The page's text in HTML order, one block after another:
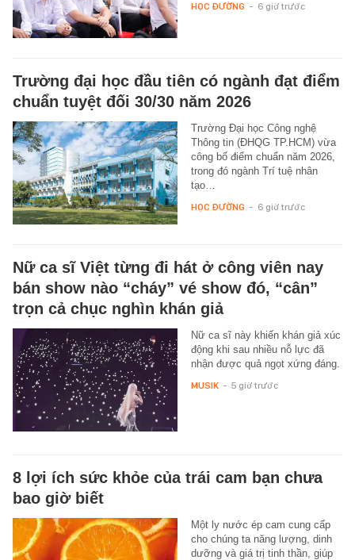
HỌC ĐƯỜNG - 6 giờ trước
Trường đại học đầu tiên có ngành đạt điểm
chuẩn tuyệt đối 30/30 năm 2026
Trường Đại học Công nghệ
Thông tin (ĐHQG TP.HCM) vừa
công bố điểm chuẩn năm 2026,
trong đó ngành Trí tuệ nhân
tạo…
HỌC ĐƯỜNG - 6 giờ trước
Nữ ca sĩ Việt từng đi hát ở công viên nay
bán show nào “cháy” vé show đó, “cân”
trọn cả chục nghìn khán giả
Nữ ca sĩ này khiến khán giả xúc
động khi sau nhiều nỗ lực đã
nhận được quả ngọt xứng đáng.
MUSIK - 5 giờ trước
8 lợi ích sức khỏe của trái cam bạn chưa
bao giờ biết
Một ly nước ép cam cung cấp
cho chúng ta năng lượng, dinh
dưỡng và giá trị tinh thần, giúp